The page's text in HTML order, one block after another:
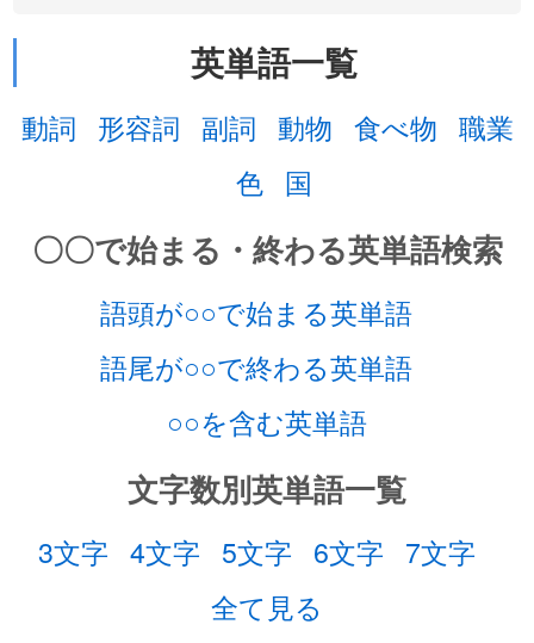
英単語一覧
動詞 形容詞 副詞 動物 食べ物 職業
色 国
〇〇で始まる・終わる英単語検索
語頭が○○で始まる英単語
語尾が○○で終わる英単語
○○を含む英単語
文字数別英単語一覧
3文字 4文字 5文字 6文字 7文字
全て見る